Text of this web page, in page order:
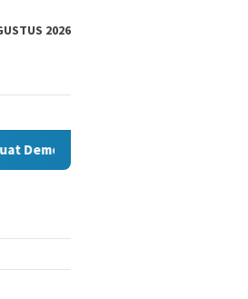
2026
Jelang Pemilu 2029